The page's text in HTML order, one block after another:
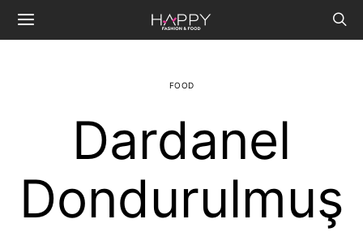
FOOD
Dardanel
Dondurulmuş